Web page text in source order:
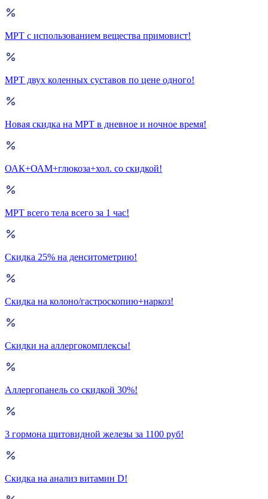
МРТ с использованием вещества примовист!
МРТ двух коленных суставов по цене одного!
Новая скидка на МРТ в дневное и ночное время!
ОАК+ОАМ+глюкоза+хол. со скидкой!
МРТ всего тела всего за 1 час!
Скидка 25% на денситометрию!
Скидка на колоно/гастроскопию+наркоз!
Скидки на аллергокомплексы!
Аллергопанель со скидкой 30%!
3 гормона щитовидной железы за 1100 руб!
Скидка на анализ витамин D!